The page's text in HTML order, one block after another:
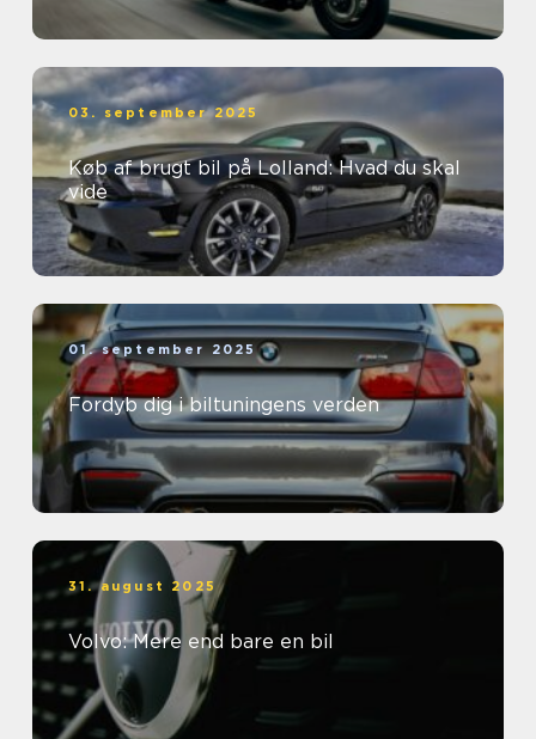
03. september 2025
Køb af brugt bil på Lolland: Hvad du skal
vide
01. september 2025
Fordyb dig i biltuningens verden
31. august 2025
Volvo: Mere end bare en bil